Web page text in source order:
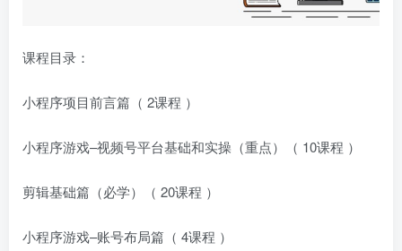
课程目录：
小程序项目前言篇（ 2课程 ）
小程序游戏–视频号平台基础和实操（重点）（ 10课程 ）
剪辑基础篇（必学）（ 20课程 ）
小程序游戏–账号布局篇（ 4课程 ）